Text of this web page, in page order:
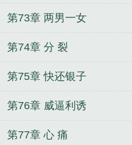
第73章 两男一女
第74章 分 裂
第75章 快还银子
第76章 威逼利诱
第77章 心 痛